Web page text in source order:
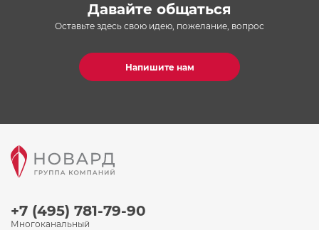
Давайте общаться
Оставьте здесь свою идею, пожелание, вопрос
Напишите нам
+7 (495) 781-79-90
Многоканальный